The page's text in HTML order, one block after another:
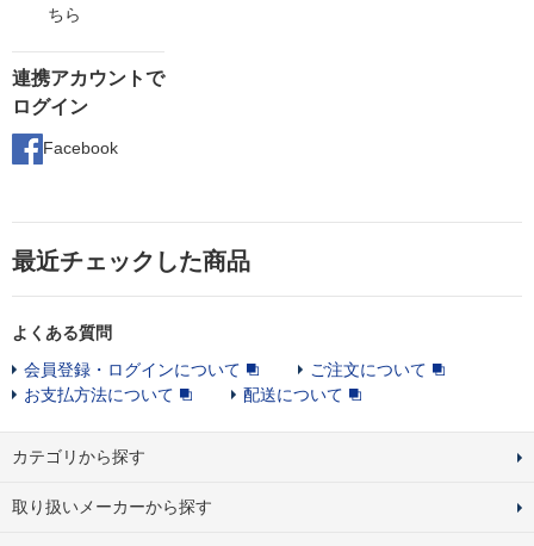
ちら
連携アカウントで
ログイン
Facebook
最近チェックした商品
よくある質問
会員登録・ログインについて
ご注文について
お支払方法について
配送について
カテゴリから探す
取り扱いメーカーから探す